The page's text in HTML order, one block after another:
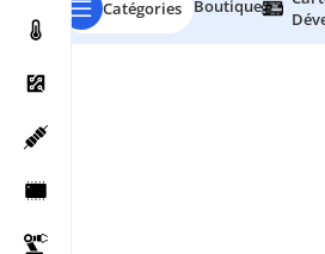
Catégories Boutique